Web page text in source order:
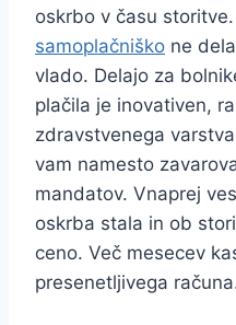
oskrbo v času storitve.
samoplačniško ne
vlado. Delajo za
plačila je inovativen,
zdravstvenega
vam namesto
mandatov. Vnaprej
oskrba stala in ob
ceno. Več mesecev
presenetljivega